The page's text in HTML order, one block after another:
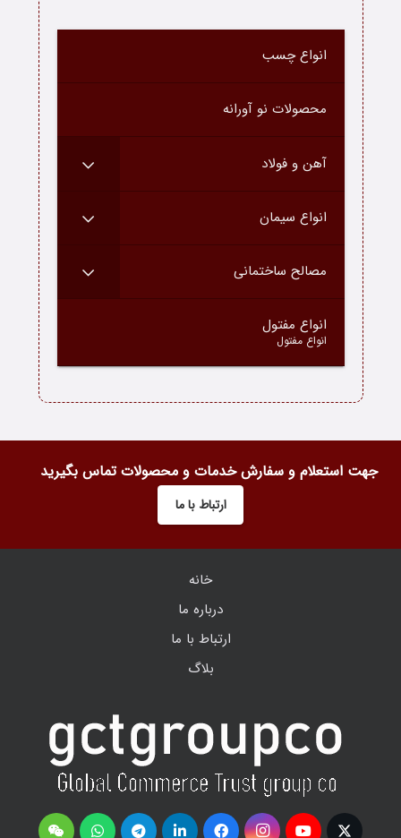
خانه
درباره ما
ارتباط با ما
دسته محصولات
بلاگ
انواع چسب
محصولات نو آورانه
آهن و فولاد
انواع سیمان
مصالح ساختمانی
انواع مفتول
انواع مفتول
جهت استعلام و سفارش خدمات و محصولات تماس بگیرید
ارتباط با ما
خانه
درباره ما
ارتباط با ما
بلاگ